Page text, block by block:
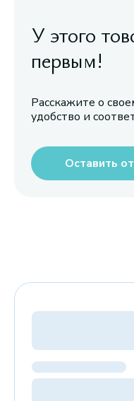
У этого
первым!
Расскажите о
удобство и
Оставить